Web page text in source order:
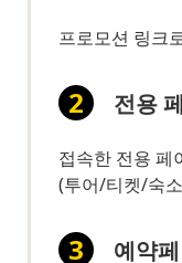
프로모션 링크
전용
접속한 전용 페
(투어/티켓/숙
예약